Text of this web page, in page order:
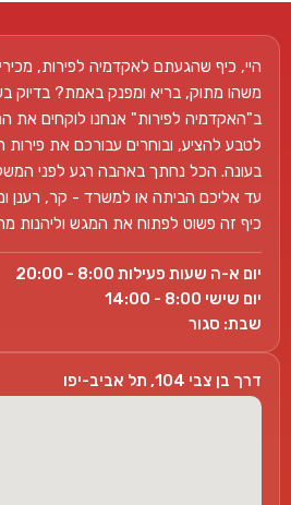
היי, כיף שהגעתם לאקדמיה לפירות,
משהו מתוק, בריא ומפנק באמת? בדיוק
ב"האקדמיה לפירות" אנחנו לוקחים את
לטבע להציע, ובוחרים עבורכם את פירות
בעונה. הכל נחתך באהבה רגע לפני
עד אליכם הביתה או למשרד - קר, רענן
כיף זה פשוט לפתוח את המגש וליהנות
יום א-ה שעות פעילות 8:00 - 20:00
יום שישי 8:00 - 14:00
שבת: סגור
דרך בן צבי 104, תל אביב-יפו